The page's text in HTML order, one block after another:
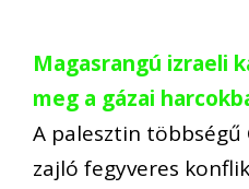
Magasrangú izraeli
meg a gázai
A palesztin többségű
zajló fegyveres